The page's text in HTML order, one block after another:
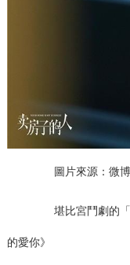
圖片來源：微博
堪比宮鬥劇的「
的愛你》